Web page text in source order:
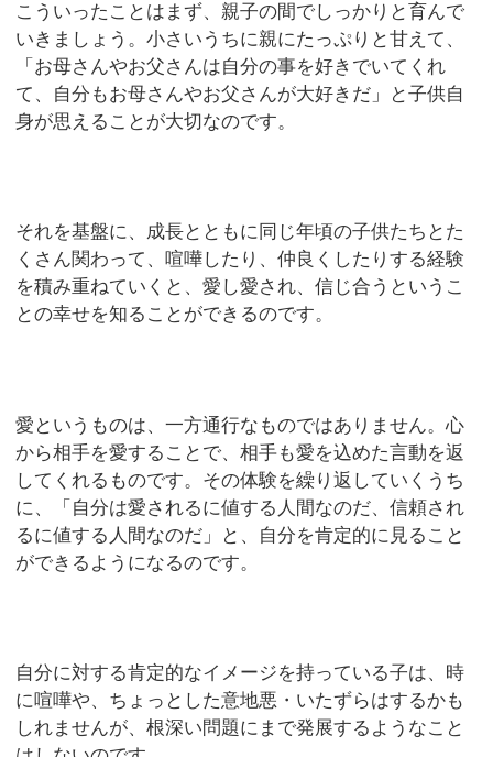
こういったことはまず、親子の間でしっかりと育んで
いきましょう。小さいうちに親にたっぷりと甘えて、
「お母さんやお父さんは自分の事を好きでいてくれ
て、自分もお母さんやお父さんが大好きだ」と子供自
身が思えることが大切なのです。
それを基盤に、成長とともに同じ年頃の子供たちとた
くさん関わって、喧嘩したり、仲良くしたりする経験
を積み重ねていくと、愛し愛され、信じ合うというこ
との幸せを知ることができるのです。
愛というものは、一方通行なものではありません。心
から相手を愛することで、相手も愛を込めた言動を返
してくれるものです。その体験を繰り返していくうち
に、「自分は愛されるに値する人間なのだ、信頼され
るに値する人間なのだ」と、自分を肯定的に見ること
ができるようになるのです。
自分に対する肯定的なイメージを持っている子は、時
に喧嘩や、ちょっとした意地悪・いたずらはするかも
しれませんが、根深い問題にまで発展するようなこと